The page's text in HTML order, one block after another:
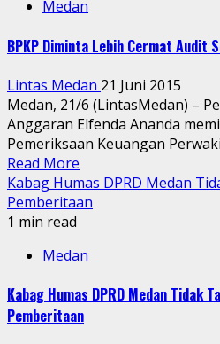
Medan
BPKP Diminta Lebih Cermat Audit
Lintas Medan 21 Juni 2015
Medan, 21/6 (LintasMedan) –
Anggaran Elfenda Ananda
Pemeriksaan Keuangan
Read More
Kabag Humas DPRD Medan
Pemberitaan
1 min read
Medan
Kabag Humas DPRD Medan Tidak
Pemberitaan